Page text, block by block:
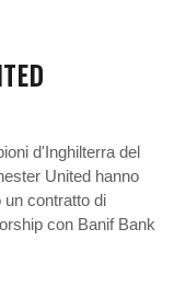
d'Inghilterra del
United hanno
un contratto di
con Banif Bank